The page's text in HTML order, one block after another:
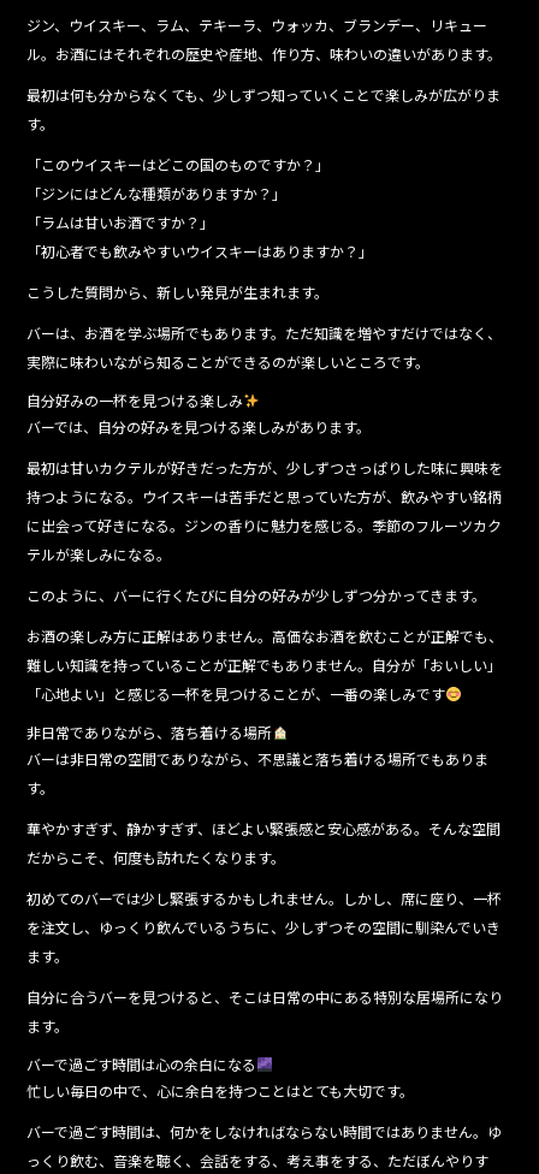
ジン、ウイスキー、ラム、テキーラ、ウォッカ、ブランデー、リキュー
ル。お酒にはそれぞれの歴史や産地、作り方、味わいの違いがあります。
最初は何も分からなくても、少しずつ知っていくことで楽しみが広がりま
す。
「このウイスキーはどこの国のものですか？」
「ジンにはどんな種類がありますか？」
「ラムは甘いお酒ですか？」
「初心者でも飲みやすいウイスキーはありますか？」
こうした質問から、新しい発見が生まれます。
バーは、お酒を学ぶ場所でもあります。ただ知識を増やすだけではなく、
実際に味わいながら知ることができるのが楽しいところです。
自分好みの一杯を見つける楽しみ
バーでは、自分の好みを見つける楽しみがあります。
最初は甘いカクテルが好きだった方が、少しずつさっぱりした味に興味を
持つようになる。ウイスキーは苦手だと思っていた方が、飲みやすい銘柄
に出会って好きになる。ジンの香りに魅力を感じる。季節のフルーツカク
テルが楽しみになる。
このように、バーに行くたびに自分の好みが少しずつ分かってきます。
お酒の楽しみ方に正解はありません。高価なお酒を飲むことが正解でも、
難しい知識を持っていることが正解でもありません。自分が「おいしい」
「心地よい」と感じる一杯を見つけることが、一番の楽しみです
非日常でありながら、落ち着ける場所
バーは非日常の空間でありながら、不思議と落ち着ける場所でもありま
す。
華やかすぎず、静かすぎず、ほどよい緊張感と安心感がある。そんな空間
だからこそ、何度も訪れたくなります。
初めてのバーでは少し緊張するかもしれません。しかし、席に座り、一杯
を注文し、ゆっくり飲んでいるうちに、少しずつその空間に馴染んでいき
ます。
自分に合うバーを見つけると、そこは日常の中にある特別な居場所になり
ます。
バーで過ごす時間は心の余白になる
忙しい毎日の中で、心に余白を持つことはとても大切です。
バーで過ごす時間は、何かをしなければならない時間ではありません。ゆ
っくり飲む、音楽を聴く、会話をする、考え事をする、ただぼんやりす